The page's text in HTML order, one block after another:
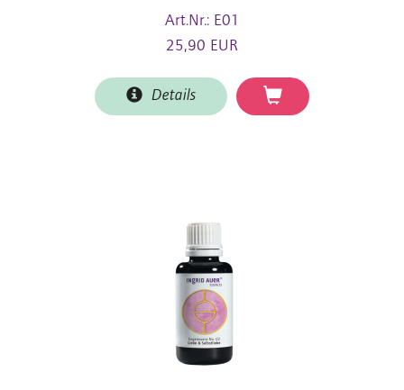
Art.Nr.: E01
25,90 EUR
Details